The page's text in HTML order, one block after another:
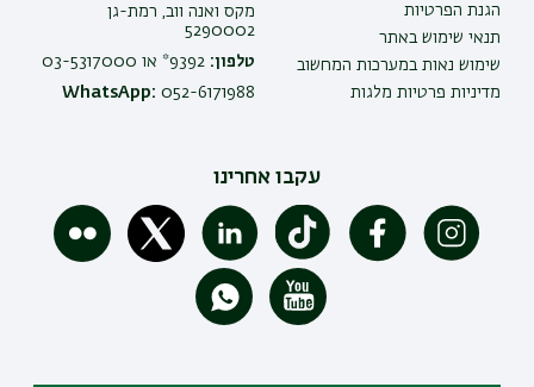
הגנת הפרטיות
תנאי שימוש באתר
שימוש נאות במערכות המחשוב
מדיניות פרטיות מלגות
מקס ואנה ווב, רמת-גן
5290002
טלפון:
WhatsApp: 052-6171988
עקבו אחרינו